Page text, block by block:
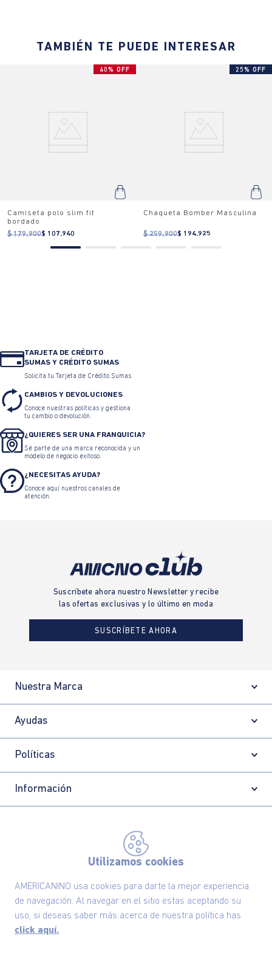
Utilizamos cookies
AMERICANINO usa cookies para darte la mejor experiencia
de navegación. Al navegar en el sitio estas aceptando su
uso, si deseas saber más acerca de nuestra política has
click aquí.
TAMBIÉN TE PUEDE INTERESAR
40% OFF
Camiseta polo slim fit
bordado
$ 179.900$ 107.940
25% OFF
Chaqueta Bomber Masculina
$ 259.900$ 194.925
TARJETA DE CRÉDITO
SUMAS Y CRÉDITO SUMAS
Solicita tu Tarjeta de Crédito Sumas
CAMBIOS Y DEVOLUCIONES
Conoce nuestras políticas y gestiona
tu cambio o devolución.
¿QUIERES SER UNA FRANQUICIA?
Sé parte de una marca reconocida y un
modelo de negocio exitoso.
¿NECESITAS AYUDA?
Conoce aquí nuestros canales de
atención.
Suscríbete ahora nuestro Newsletter y recibe
las ofertas exclusivas y lo último en moda
SUSCRÍBETE AHORA
Nuestra Marca
Ayudas
Políticas
Información